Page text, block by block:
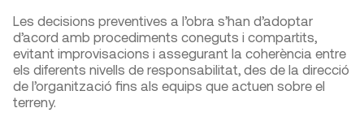
Les decisions preventives a l’obra s’han d’adoptar
d’acord amb procediments coneguts i compartits,
evitant improvisacions i assegurant la coherència entre
els diferents nivells de responsabilitat, des de la direcció
de l’organització fins als equips que actuen sobre el
terreny.